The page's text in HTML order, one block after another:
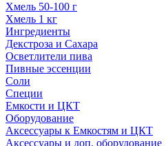
Хмель 50-100 г
Хмель 1 кг
Ингредиенты
Декстроза и Сахара
Осветлители пива
Пивные эссенции
Соли
Специи
Емкости и ЦКТ
Оборудование
Аксессуары к Емкостям и ЦКТ
Аксессуары и доп. оборудование